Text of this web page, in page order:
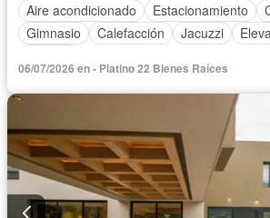
Aire acondicionado
Estacionamiento
Gimnasio
Calefacción Jacuzzi
06/07/2026 en - Platino 22 Bienes Raíces